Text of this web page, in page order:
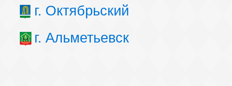
г. Октябрьский
г. Альметьевск